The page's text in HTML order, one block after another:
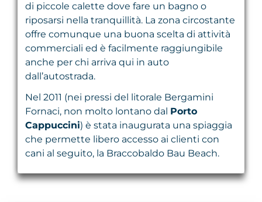
di piccole calette dove fare un bagno o
riposarsi nella tranquillità. La zona circostante
offre comunque una buona scelta di attività
commerciali ed è facilmente raggiungibile
anche per chi arriva qui in auto
dall’autostrada.
Nel 2011 (nei pressi del litorale Bergamini
Fornaci, non molto lontano dal Porto
Cappuccini) è stata inaugurata una spiaggia
che permette libero accesso ai clienti con
cani al seguito, la Braccobaldo Bau Beach.